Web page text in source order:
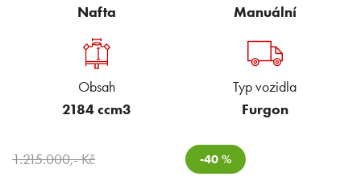
Nafta
Manuální
Obsah
2184 ccm3
Typ vozidla
Furgon
1.215.000,- Kč -40 %